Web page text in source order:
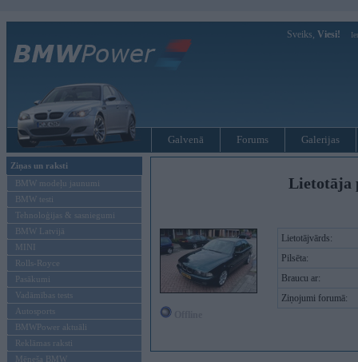
Sveiks, Viesi!
Galvenā Forums Galerijas
Ziņas un raksti
BMW modeļu jaunumi
BMW testi
Tehnoloģijas & sasniegumi
BMW Latvijā
MINI
Rolls-Royce
Pasākumi
Vadāmības tests
Autosports
BMWPower aktuāli
Reklāmas raksti
Mēneša BMW
Lietotāja
Lietotājvārds:
Pilsēta:
Braucu ar:
Ziņojumi forumā: